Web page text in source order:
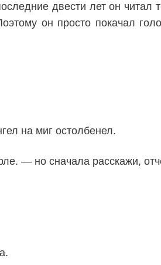
двести лет он
он просто покачал
на миг остолбенел.
— но сначала расскажи,